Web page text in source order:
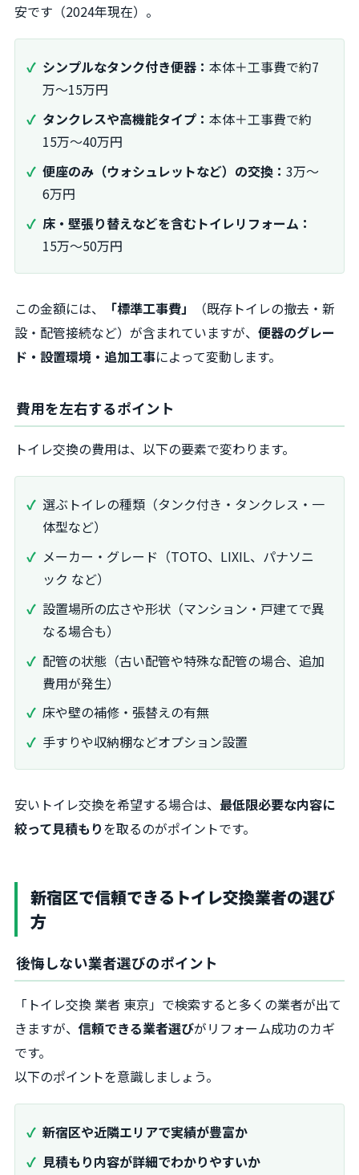
安です（2024年現在）。
シンプルなタンク付き便器： 本体＋工事費で約7
万～15万円
タンクレスや高機能タイプ： 本体＋工事費で約
15万～40万円
便座のみ（ウォシュレットなど）の交換： 3万～
6万円
床・壁張り替えなどを含むトイレリフォーム：
15万～50万円
この金額には、 「標準工事費」
（既存トイレの撤去・新
設・配管接続など）が含まれていますが、 便器のグレー
ド・設置環境・追加工事によって変動します。
費用を左右するポイント
トイレ交換の費用は、以下の要素で変わります。
選ぶトイレの種類（タンク付き・タンクレス・一
体型など）
メーカー・グレード（TOTO、LIXIL、パナソニ
ック など）
設置場所の広さや形状（マンション・戸建てで異
なる場合も）
配管の状態（古い配管や特殊な配管の場合、追加
費用が発生）
床や壁の補修・張替えの有無
手すりや収納棚などオプション設置
安いトイレ交換を希望する場合は、 最低限必要な内容に
絞って見積もりを取るのがポイントです。
新宿区で信頼できるトイレ交換業者の選び
方
後悔しない業者選びのポイント
「トイレ交換 業者 東京」で検索すると多くの業者が出て
きますが、 信頼できる業者選びがリフォーム成功のカギ
です。
以下のポイントを意識しましょう。
新宿区や近隣エリアで実績が豊富か
見積もり内容が詳細でわかりやすいか